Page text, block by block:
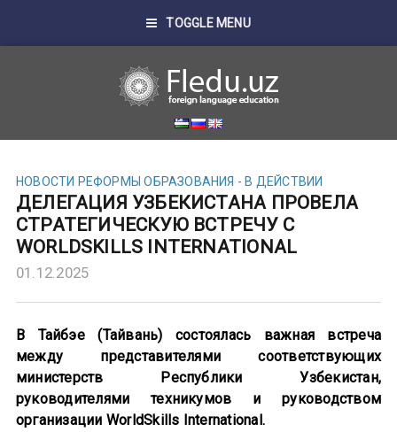
TOGGLE MENU
НОВОСТИ РЕФОРМЫ ОБРАЗОВАНИЯ - В ДЕЙСТВИИ
ДЕЛЕГАЦИЯ УЗБЕКИСТАНА ПРОВЕЛА
СТРАТЕГИЧЕСКУЮ ВСТРЕЧУ С
WORLDSKILLS INTERNATIONAL
01.12.2025
В Тайбэе (Тайвань) состоялась важная встреча
между представителями соответствующих
министерств Республики Узбекистан,
руководителями техникумов и руководством
организации WorldSkills International.